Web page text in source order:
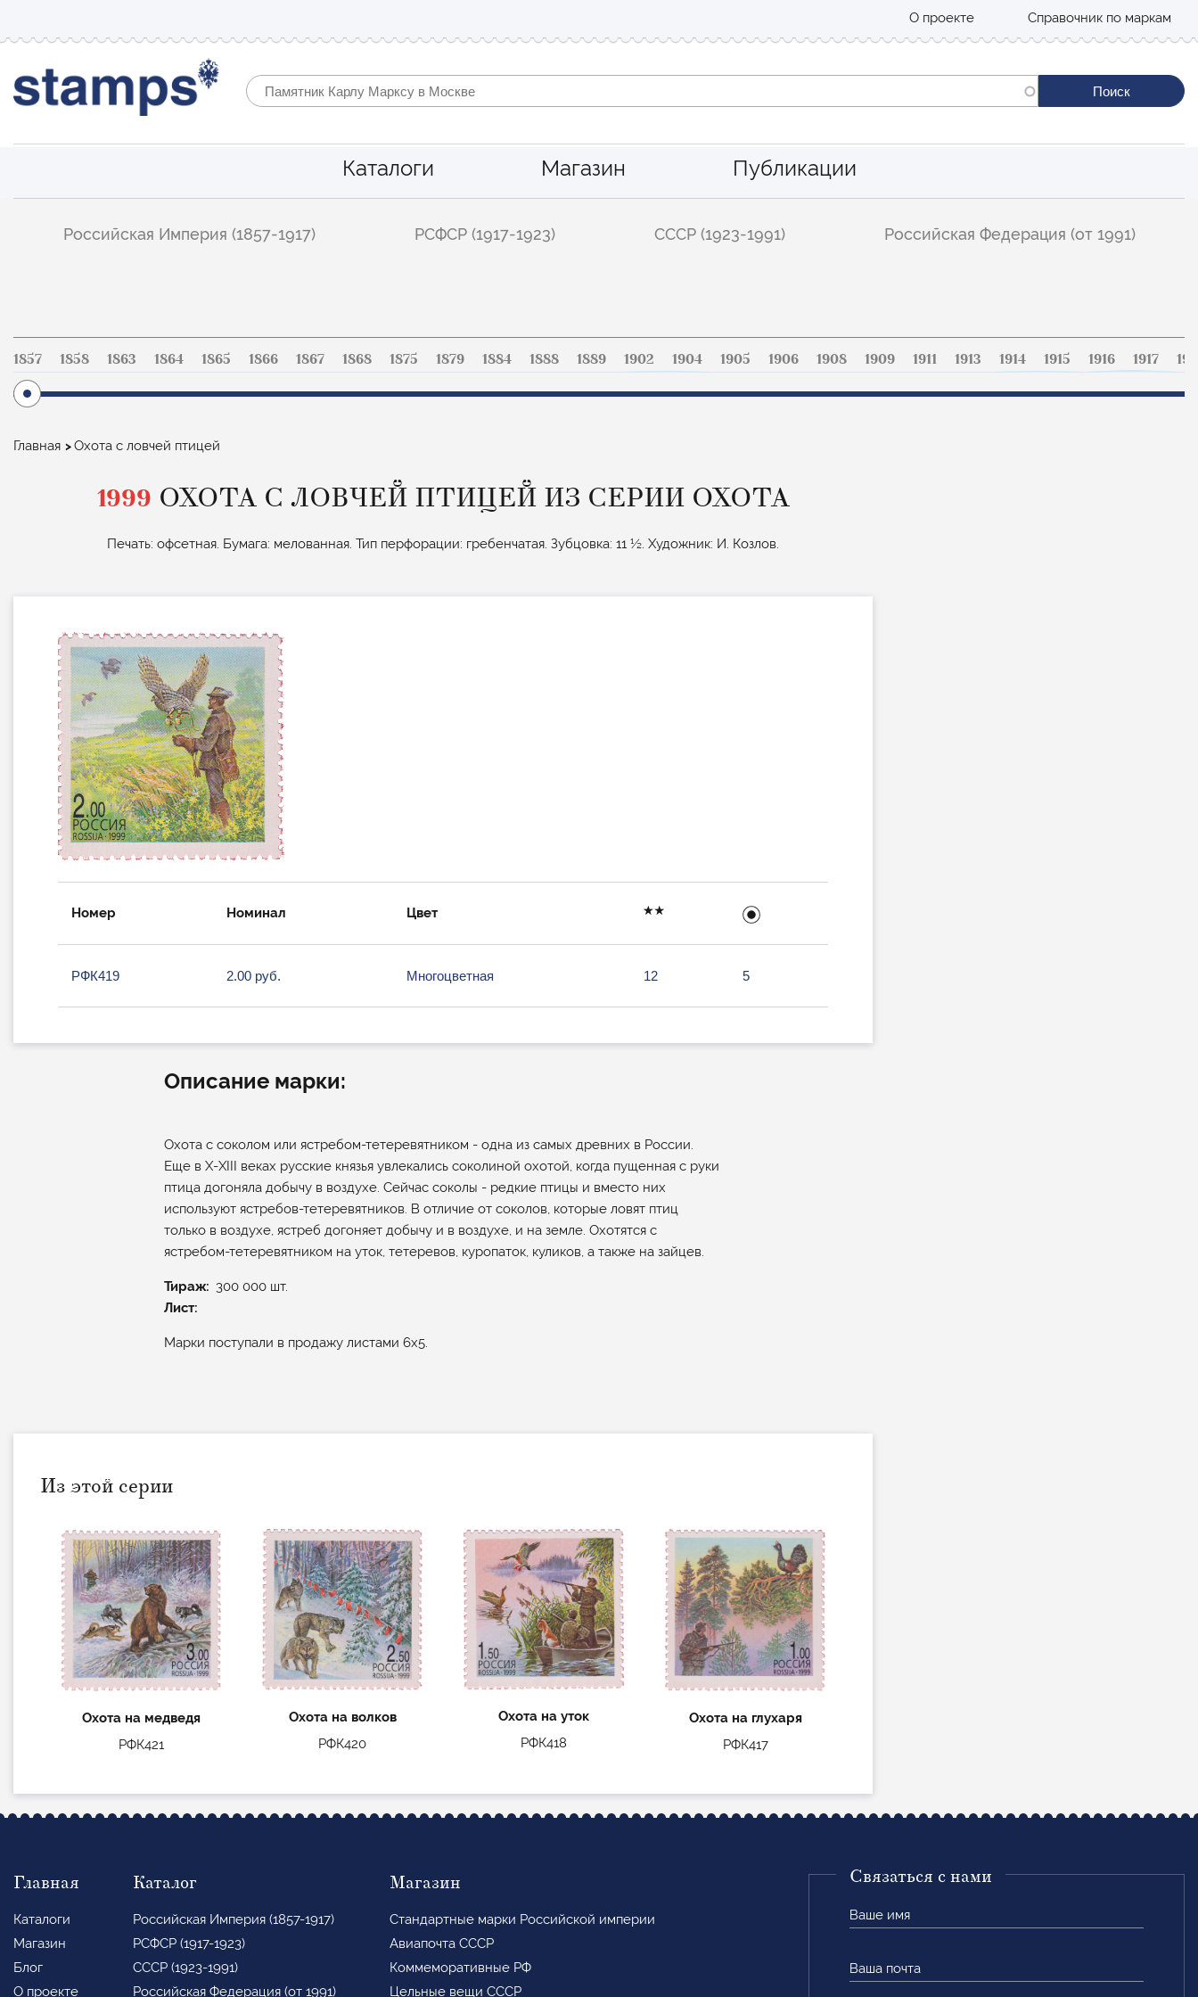
О проекте Справочник по маркам
Каталоги Магазин Публикации
Российская Империя (1857-1917) РСФСР (1917-1923) СССР (1923-1991) Российская Федерация (от 1991)
1857 1858 1863 1864 1865 1866 1867 1868 1875 1879 1884 1888 1889 1902 1904 1905 1906 1908 1909 1911 1913 1914 1915 1916 1917
Строка
Главная Охота с ловчей птицей
1999 ОХОТА С ЛОВЧЕЙ ПТИЦЕЙ ИЗ СЕРИИ ОХОТА
Печать: офсетная. Бумага: мелованная. Тип перфорации: гребенчатая. Зубцовка: 11 ½. Художник: И. Козлов.
Номер Номинал Цвет
РФК419 2.00 руб. Многоцветная 12 5
Описание марки:
Охота с соколом или ястребом-тетеревятником - одна из самых древних в России.
Еще в Х-XIII веках русские князья увлекались соколиной охотой, когда пущенная с руки
птица догоняла добычу в воздухе. Сейчас соколы - редкие птицы и вместо них
используют ястребов-тетеревятников. В отличие от соколов, которые ловят птиц
только в воздухе, ястреб догоняет добычу и в воздухе, и на земле. Охотятся с
ястребом-тетеревятником на уток, тетеревов, куропаток, куликов, а также на зайцев.
Тираж
300 000 шт.
Лист:
Марки поступали в продажу листами 6х5.
Из этой серии
Охота на медведя
РФК421
Охота на волков
РФК420
Охота на уток
РФК418
Охота на глухаря
РФК417
Главная
Каталоги
Магазин
Блог
О проекте
Каталог
Российская Империя (1857-1917)
РСФСР (1917-1923)
СССР (1923-1991)
Российская Федерация (от 1991)
Магазин
Стандартные марки Российской империи
Авиапочта СССР
Коммеморативные РФ
Цельные вещи СССР
Связаться с нами
имя
почта